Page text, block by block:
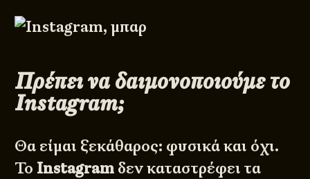
Πρέπει να δαιμονοποιούμε το
Instagram;
Θα είμαι ξεκάθαρος: φυσικά και όχι.
Το Instagram δεν καταστρέφει τα